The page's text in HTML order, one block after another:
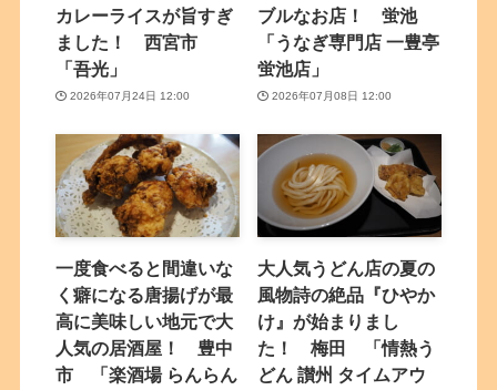
カレーライスが旨すぎ
ました！ 西宮市
「吾光」
2026年07月24日 12:00
ブルなお店！ 蛍池
「うなぎ専門店 一豊亭
蛍池店」
2026年07月08日 12:00
一度食べると間違いな
く癖になる唐揚げが最
高に美味しい地元で大
人気の居酒屋！ 豊中
市 「楽酒場 らんらん
大人気うどん店の夏の
風物詩の絶品『ひやか
け』が始まりまし
た！ 梅田 「情熱う
どん 讃州 タイムアウ